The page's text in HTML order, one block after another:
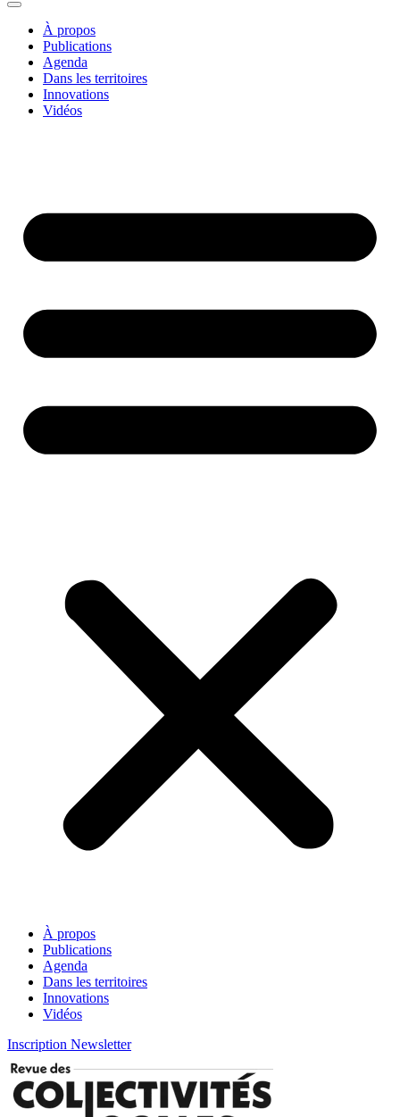
À propos
Publications
Agenda
Dans les territoires
Innovations
Vidéos
À propos
Publications
Agenda
Dans les territoires
Innovations
Vidéos
Inscription Newsletter